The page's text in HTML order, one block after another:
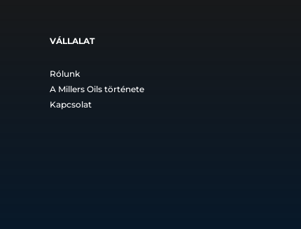
VÁLLALAT
Rólunk
A Millers Oils története
Kapcsolat